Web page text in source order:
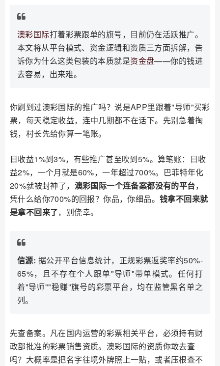
澳彩国际打着彩票跟单的旗号，目前仍在活跃推广。
本文将从平台模式、资金逻辑和资质三方面拆解，告
诉你为什么这类包装的本质就是资金盘——你的钱进
去容易，出来难。
你刷到过澳彩国际的推广吗？说是APP里跟着"导师"买彩
票，每天稳定收益，连中几期都不在话下。先别急着掏
钱，村长先给你算一笔账。
日收益1%到3%，有些推广甚至吹到5%。算笔账：日收
益2%，一个月就是60%，一年超过700%。巴菲特年化
20%就被封神了， 澳彩国际一个连备案都没有的平台，
凭什么给你700%的回报？你品，你细品。 钱拿不回来就
是拿不回来了，别侥幸。
信源: 据公开平台信息统计，正规彩票返奖率约50%-
65%，且不存在个人跟单"导师"带单模式。任何打
着"导师""稳赚"旗号的彩票平台，均在监管黑名单之
列。
先查备案。凡在国内运营的彩票相关平台，必须持有财
政部批准的彩票销售资质。澳彩国际的资质你敢去查
吗？大概率是把名字往境外牌照上一贴，或者压根查不